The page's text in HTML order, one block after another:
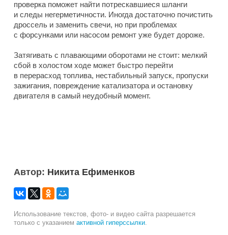
проверка поможет найти потрескавшиеся шланги
и следы негерметичности. Иногда достаточно почистить
дроссель и заменить свечи, но при проблемах
с форсунками или насосом ремонт уже будет дороже.
Затягивать с плавающими оборотами не стоит: мелкий
сбой в холостом ходе может быстро перейти
в перерасход топлива, нестабильный запуск, пропуски
зажигания, повреждение катализатора и остановку
двигателя в самый неудобный момент.
Автор: Никита Ефименков
Использование текстов, фото- и видео сайта разрешается
только с указанием активной гиперссылки.